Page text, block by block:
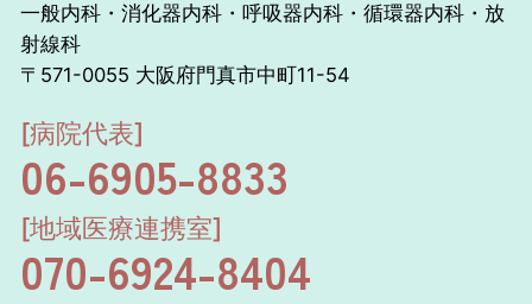
一般内科・消化器内科・呼吸器内科・循環器内科・放
射線科
〒571-0055 大阪府門真市中町11-54
[病院代表]
06-6905-8833
[地域医療連携室]
070-6924-8404